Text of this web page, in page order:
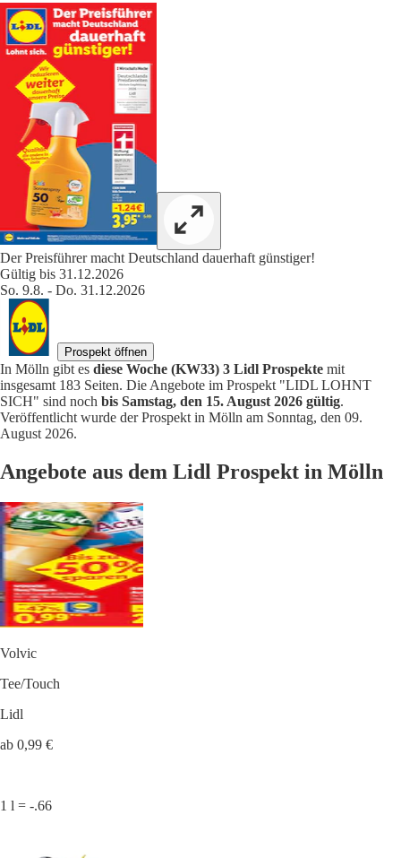
Der Preisführer macht Deutschland dauerhaft günstiger!
Gültig bis 31.12.2026
So. 9.8. - Do. 31.12.2026
Prospekt öffnen
In Mölln gibt es diese Woche (KW33) 3 Lidl Prospekte mit
insgesamt 183 Seiten. Die Angebote im Prospekt "LIDL LOHNT
SICH" sind noch bis Samstag, den 15. August 2026 gültig.
Veröffentlicht wurde der Prospekt in Mölln am Sonntag, den 09.
August 2026.
Angebote aus dem Lidl Prospekt in Mölln
Volvic
Tee/Touch
Lidl
ab 0,99 €
1 l = -.66